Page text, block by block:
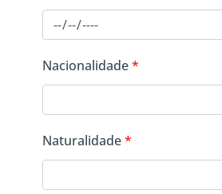
Nacionalidade*
Naturalidade*